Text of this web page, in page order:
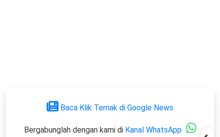
Baca Klik Ternak di Google News
Bergabunglah dengan kami di Kanal WhatsApp